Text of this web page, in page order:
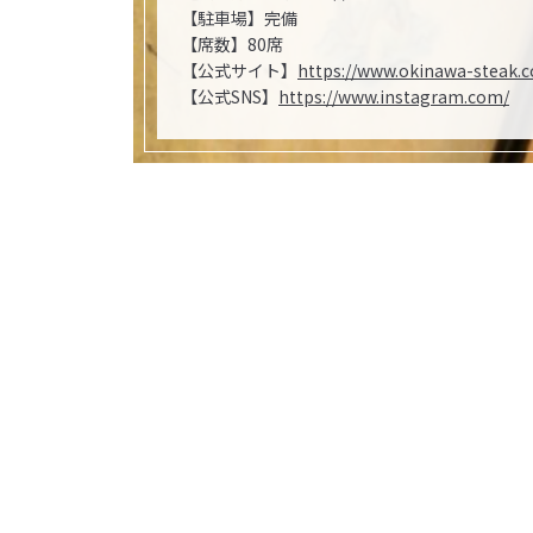
【駐車場】完備
【席数】80席
【公式サイト】 https://www.okinawa-
【公式SNS】 https://www.instagram.com/